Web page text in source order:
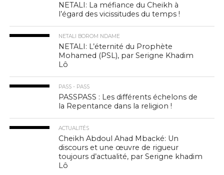
NETALI: La méfiance du Cheikh à
l’égard des vicissitudes du temps !
NETALI BOROM NDAME
NETALI: L’éternité du Prophète
Mohamed (PSL), par Serigne Khadim
Lô
PASS - PASS
PASSPASS : Les différents échelons de
la Repentance dans la religion !
ACTUALITÉS
Cheikh Abdoul Ahad Mbacké: Un
discours et une œuvre de rigueur
toujours d’actualité, par Serigne khadim
Lô